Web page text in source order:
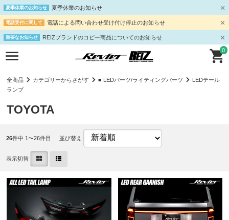
夏季休業のお知らせ 夏季休業のお知らせ
電話受付に関して 電話による問い合わせ受け付け停止のお知らせ
重要なお知らせ REIZブランドのコピー商品についてのお知らせ
0
全商品 カテゴリーからさがす ■ LEDパーツ/ライティングパーツ
LEDテール
ランプ
TOYOTA
26件中 1〜26件目 並び替え
表示切替